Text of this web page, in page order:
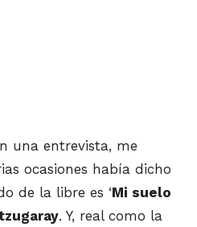
una entrevista, me
ocasiones había dicho
de la libre es ‘Mi suelo
. Y, real como la